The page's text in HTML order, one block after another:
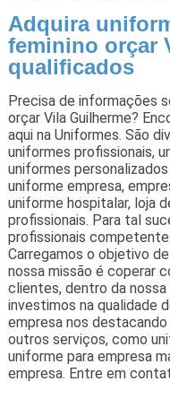
Adquira
feminino orçar
qualificados
Precisa de informações
orçar Vila Guilherme?
aqui na Uniformes. São
uniformes profissionais,
uniformes
uniforme empresa,
uniforme hospitalar, loja
profissionais. Para tal
profissionais
Carregamos o objetivo
nossa missão é coperar
clientes, dentro da
investimos na qualidade
empresa nos
outros serviços, como
uniforme para empresa
empresa. Entre em